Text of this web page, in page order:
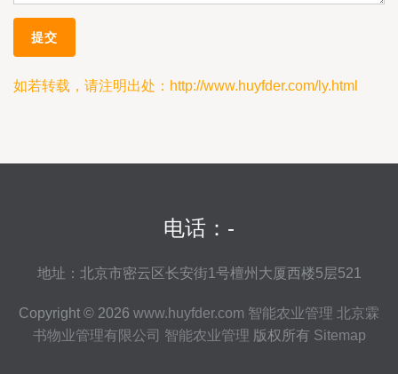
如若转载，请注明出处：http://www.huyfder.com/ly.html
电话：-
地址：北京市密云区长安街1号檀州大厦西楼5层521
Copyright © 2026 www.huyfder.com 智能农业管理 北京霖
书物业管理有限公司 智能农业管理 版权所有 Sitemap